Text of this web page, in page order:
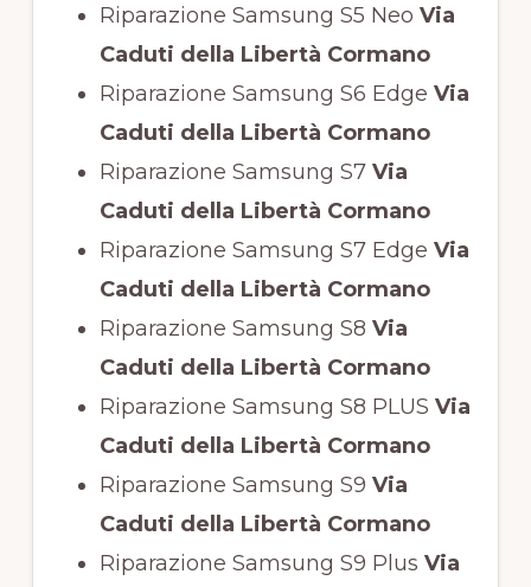
Riparazione Samsung S5 Neo Via
Caduti della Libertà Cormano
Riparazione Samsung S6 Edge Via
Caduti della Libertà Cormano
Riparazione Samsung S7Via
Caduti della Libertà Cormano
Riparazione Samsung S7 Edge Via
Caduti della Libertà Cormano
Riparazione Samsung S8 Via
Caduti della Libertà Cormano
Riparazione Samsung S8 PLUS Via
Caduti della Libertà Cormano
Riparazione Samsung S9 Via
Caduti della Libertà Cormano
Riparazione Samsung S9 Plus Via